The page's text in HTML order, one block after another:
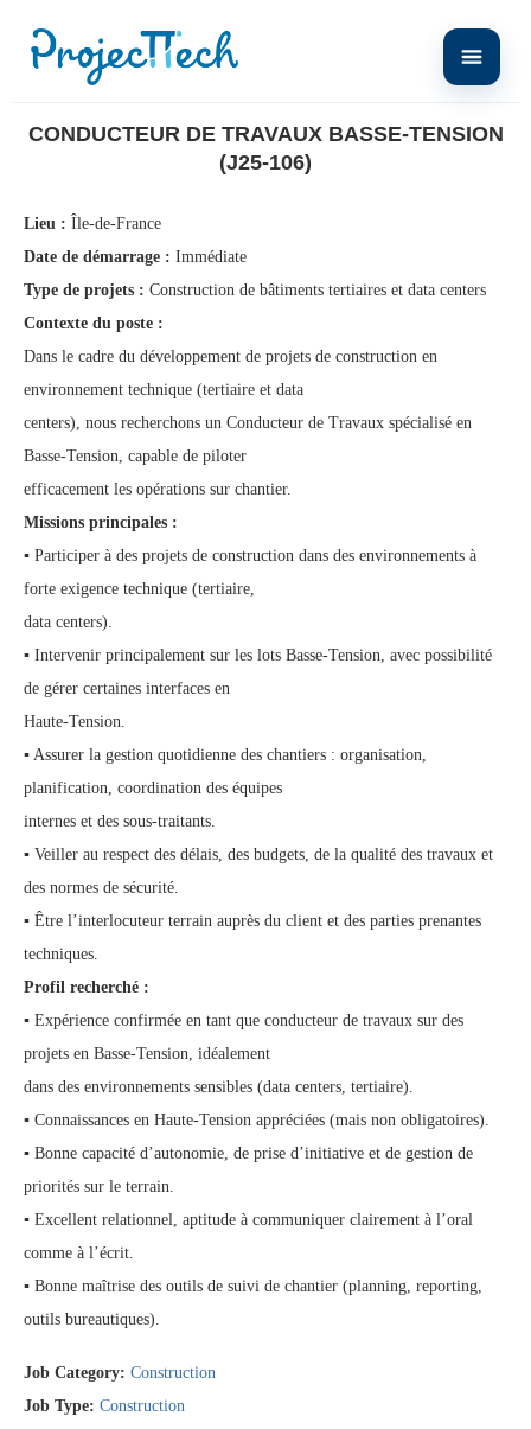
CONDUCTEUR DE TRAVAUX BASSE-TENSION
(J25-106)
Lieu : Île-de-France
Date de démarrage : Immédiate
Type de projets : Construction de bâtiments tertiaires et data centers
Contexte du poste :
Dans le cadre du développement de projets de construction en
environnement technique (tertiaire et data
centers), nous recherchons un Conducteur de Travaux spécialisé en
Basse-Tension, capable de piloter
efficacement les opérations sur chantier.
Missions principales :
▪ Participer à des projets de construction dans des environnements à
forte exigence technique (tertiaire,
data centers).
▪ Intervenir principalement sur les lots Basse-Tension, avec possibilité
de gérer certaines interfaces en
Haute-Tension.
▪ Assurer la gestion quotidienne des chantiers : organisation,
planification, coordination des équipes
internes et des sous-traitants.
▪ Veiller au respect des délais, des budgets, de la qualité des travaux et
des normes de sécurité.
▪ Être l’interlocuteur terrain auprès du client et des parties prenantes
techniques.
Profil recherché :
▪ Expérience confirmée en tant que conducteur de travaux sur des
projets en Basse-Tension, idéalement
dans des environnements sensibles (data centers, tertiaire).
▪ Connaissances en Haute-Tension appréciées (mais non obligatoires).
▪ Bonne capacité d’autonomie, de prise d’initiative et de gestion de
priorités sur le terrain.
▪ Excellent relationnel, aptitude à communiquer clairement à l’oral
comme à l’écrit.
▪ Bonne maîtrise des outils de suivi de chantier (planning, reporting,
outils bureautiques).
Job Category: Construction
Job Type: Construction